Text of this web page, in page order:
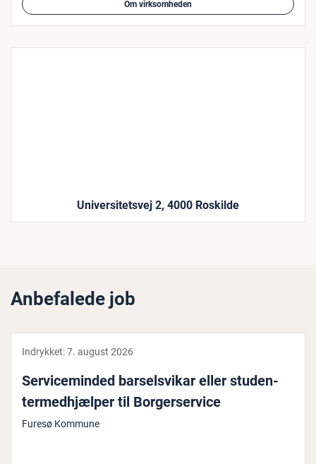
Om virksomheden
Universitetsvej 2, 4000 Roskilde
Anbefalede job
Indrykket:7. august 2026
Ser­vi­ce­min­ded bar­selsvi­kar eller stu­den­
ter­med­hjæl­per til Bor­ger­ser­vi­ce
Furesø Kommune